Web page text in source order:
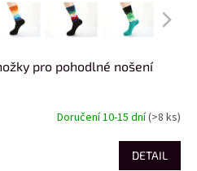
pro pohodlné nošení
Doručení 10-15 dní(>8 ks)
DETAIL